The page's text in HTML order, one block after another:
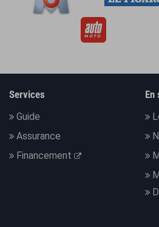
Services
Guide
Assurance
Financement
En